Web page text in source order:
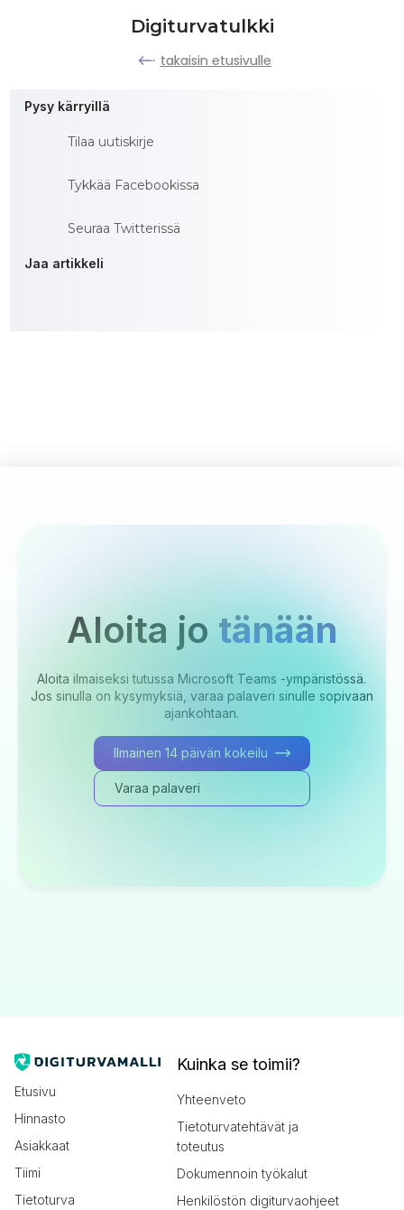
Digiturvatulkki
takaisin etusivulle
Pysy kärryillä
Tilaa uutiskirje
Tykkää Facebookissa
Seuraa Twitterissä
Jaa artikkeli
Aloita jo tänään
Aloita ilmaiseksi tutussa Microsoft Teams -ympäristössä.
Jos sinulla on kysymyksiä, varaa palaveri sinulle sopivaan
ajankohtaan.
Ilmainen 14 päivän kokeilu
Varaa palaveri
Etusivu
Hinnasto
Asiakkaat
Tiimi
Tietoturva
Kuinka se toimii?
Yhteenveto
Tietoturvatehtävät ja
toteutus
Dokumennoin työkalut
Henkilöstön digiturvaohjeet